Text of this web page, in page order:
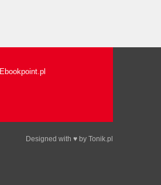
Ebookpoint.pl
Designed with ♥ by Tonik.pl